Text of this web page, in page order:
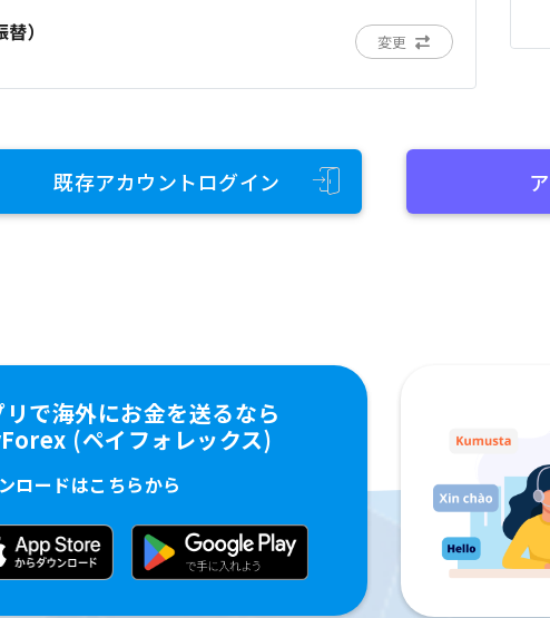
） 変更
既存アカウントログイン
リで海外にお金を送るなら
(ペイフォレックス)
ロードはこちらから